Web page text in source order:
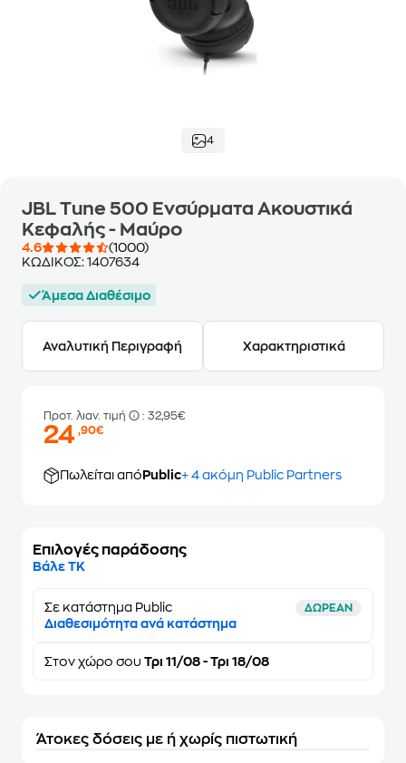
4
JBL Tune 500 Ενσύρματα Ακουστικά
Κεφαλής - Μαύρο
4.6
(1000)
ΚΩΔΙΚΟΣ: 1407634
Άμεσα Διαθέσιμο
Αναλυτική Περιγραφή Χαρακτηριστικά
Προτ. λιαν. τιμή : 32,95€
24,90€
Πωλείται από Public+ 4 ακόμη Public Partners
Επιλογές παράδοσης
Βάλε ΤΚ
Σε κατάστημα Public ΔΩΡΕΑΝ
Διαθεσιμότητα ανά κατάστημα
Στον χώρο σου Τρι 11/08 - Τρι 18/08
Άτοκες δόσεις με ή χωρίς πιστωτική